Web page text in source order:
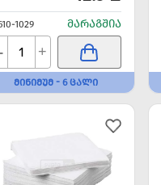
1029 ᲛᲐᲠᲐᲒᲨᲘᲐ
+
ᲛᲘᲜᲘᲛᲣᲛ - 6 ᲪᲐᲚᲘ